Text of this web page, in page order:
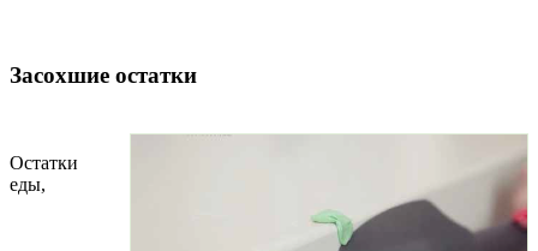
Засохшие остатки
Остатки
еды,